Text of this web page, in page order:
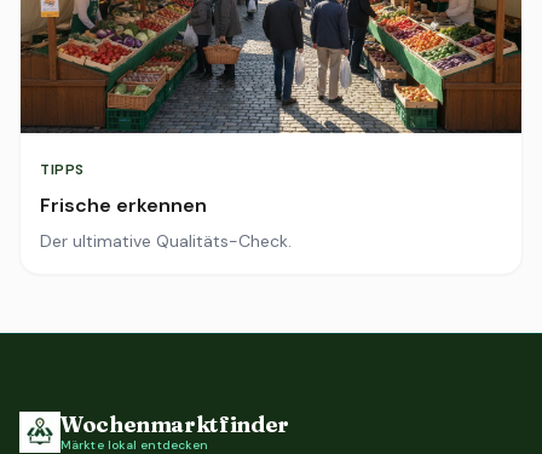
TIPPS
Frische erkennen
Der ultimative Qualitäts-Check.
Wochenmarktfinder
Märkte lokal entdecken